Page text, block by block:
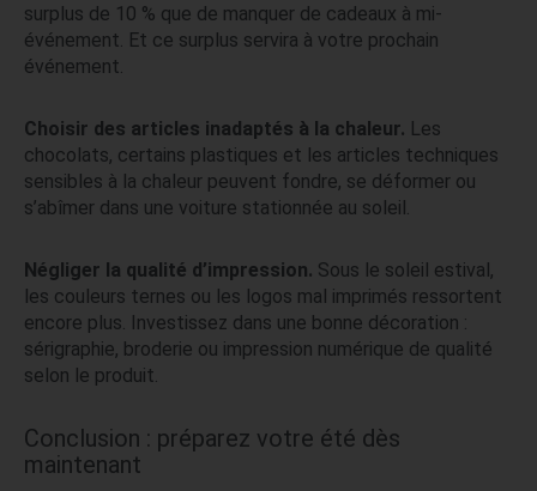
surplus de 10 % que de manquer de cadeaux à mi-
événement. Et ce surplus servira à votre prochain
événement.
Choisir des articles inadaptés à la chaleur. Les
chocolats, certains plastiques et les articles techniques
sensibles à la chaleur peuvent fondre, se déformer ou
s’abîmer dans une voiture stationnée au soleil.
Négliger la qualité d’impression. Sous le soleil estival,
les couleurs ternes ou les logos mal imprimés ressortent
encore plus. Investissez dans une bonne décoration :
sérigraphie, broderie ou impression numérique de qualité
selon le produit.
Conclusion : préparez votre été dès
maintenant